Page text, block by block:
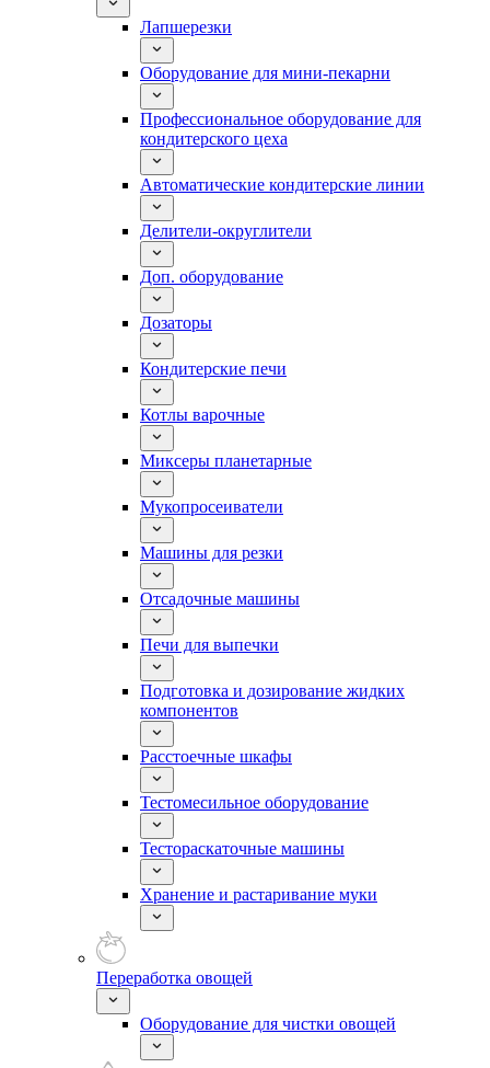
Лапшерезки
Оборудование для мини-пекарни
Профессиональное оборудование для
кондитерского цеха
Автоматические кондитерские линии
Делители-округлители
Доп. оборудование
Дозаторы
Кондитерские печи
Котлы варочные
Миксеры планетарные
Мукопросеиватели
Машины для резки
Отсадочные машины
Печи для выпечки
Подготовка и дозирование жидких
компонентов
Расстоечные шкафы
Тестомесильное оборудование
Тестораскаточные машины
Хранение и растаривание муки
Переработка овощей
Оборудование для чистки овощей